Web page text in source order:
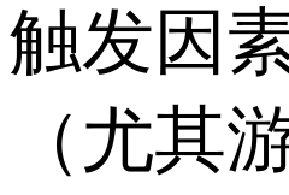
触发因
（尤其